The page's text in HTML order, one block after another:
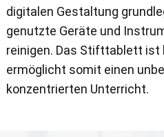
digitalen Gestaltung
genutzte Geräte und
reinigen. Das Stifttablett ist
ermöglicht somit einen
konzentrierten Unterricht.